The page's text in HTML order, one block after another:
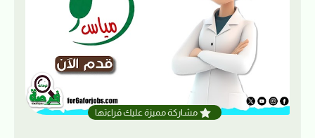
مشاركة مميزة عليك قراءتها